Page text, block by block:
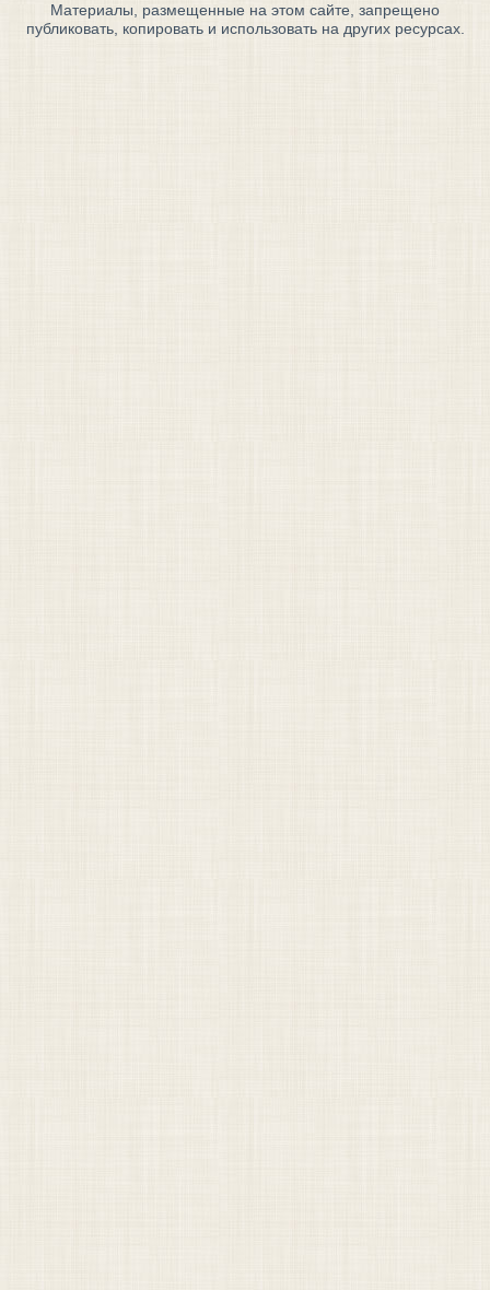
Материалы, размещенные на этом сайте, запрещено
публиковать, копировать и использовать на других ресурсах.